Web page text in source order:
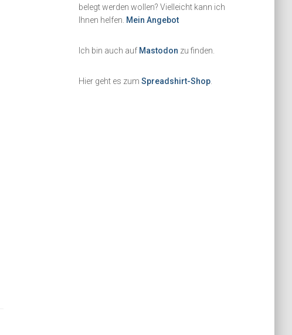
belegt werden wollen? Vielleicht kann ich
Ihnen helfen. Mein Angebot
Ich bin auch auf Mastodon zu finden.
Hier geht es zum Spreadshirt-Shop.